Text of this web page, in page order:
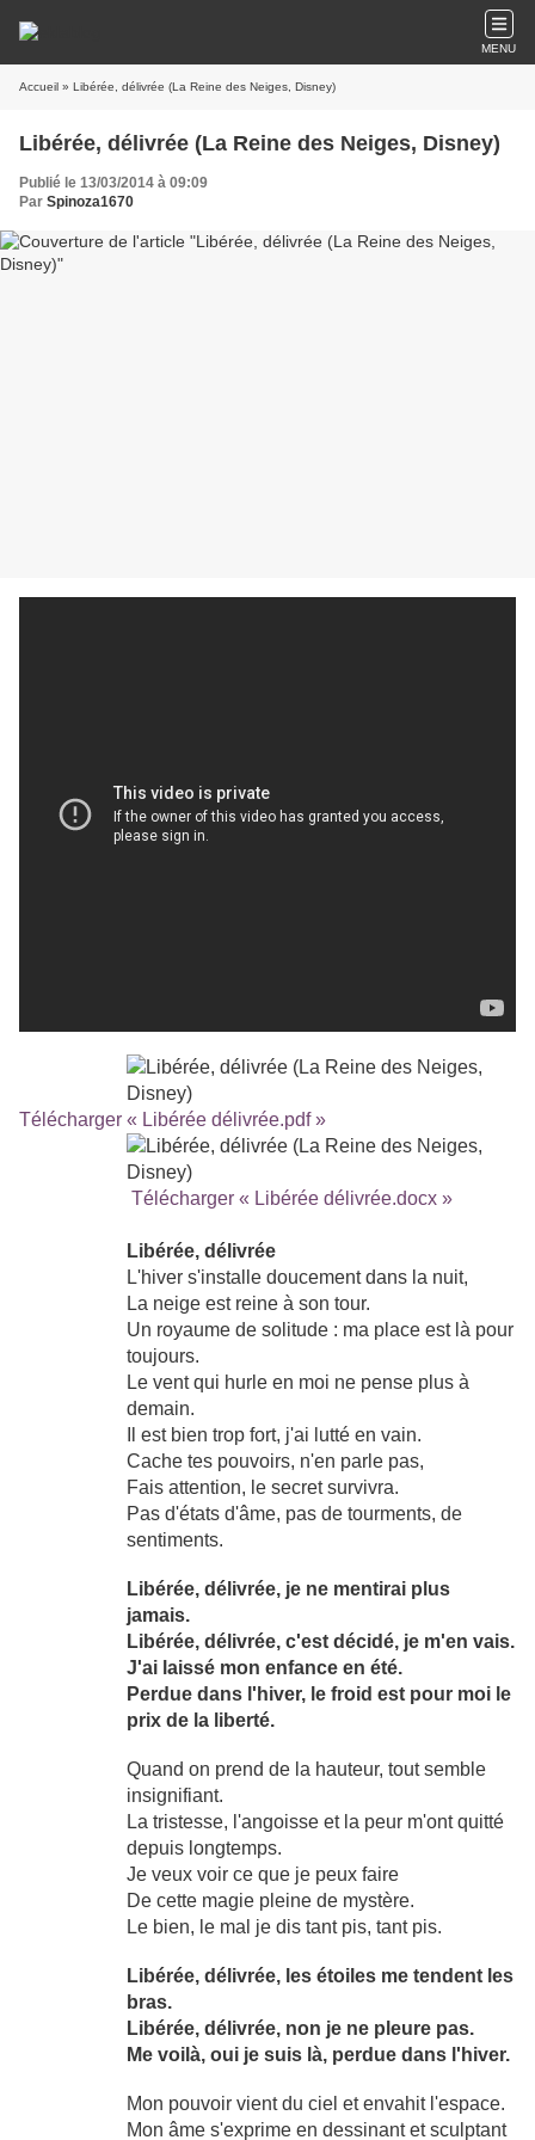
MENU
Accueil » Libérée, délivrée (La Reine des Neiges, Disney)
Libérée, délivrée (La Reine des Neiges, Disney)
Publié le 13/03/2014 à 09:09
Par Spinoza1670
Télécharger « Libérée délivrée.pdf »
Télécharger « Libérée délivrée.docx »
Libérée, délivrée
L'hiver s'installe doucement dans la nuit,
La neige est reine à son tour.
Un royaume de solitude : ma place est là pour
toujours.
Le vent qui hurle en moi ne pense plus à
demain.
Il est bien trop fort, j'ai lutté en vain.
Cache tes pouvoirs, n'en parle pas,
Fais attention, le secret survivra.
Pas d'états d'âme, pas de tourments, de
sentiments.
Libérée, délivrée, je ne mentirai plus
jamais.
Libérée, délivrée, c'est décidé, je m'en vais.
J'ai laissé mon enfance en été.
Perdue dans l'hiver, le froid est pour moi le
prix de la liberté.
Quand on prend de la hauteur, tout semble
insignifiant.
La tristesse, l'angoisse et la peur m'ont quitté
depuis longtemps.
Je veux voir ce que je peux faire
De cette magie pleine de mystère.
Le bien, le mal je dis tant pis, tant pis.
Libérée, délivrée, les étoiles me tendent les
bras.
Libérée, délivrée, non je ne pleure pas.
Me voilà, oui je suis là, perdue dans l'hiver.
Mon pouvoir vient du ciel et envahit l'espace.
Mon âme s'exprime en dessinant et sculptant